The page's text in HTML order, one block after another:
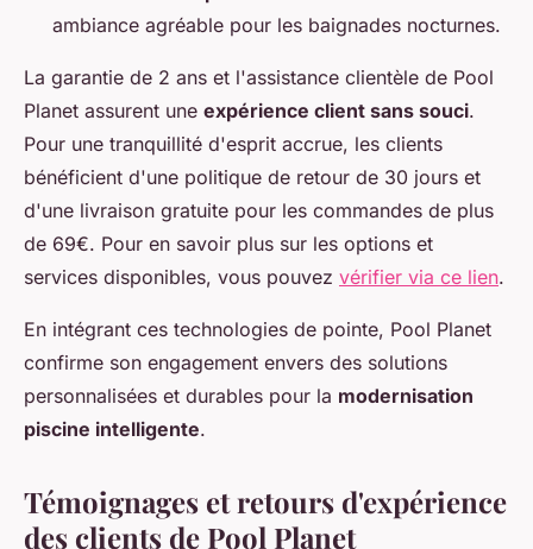
ambiance agréable pour les baignades nocturnes.
La garantie de 2 ans et l'assistance clientèle de Pool
Planet assurent une expérience client sans souci.
Pour une tranquillité d'esprit accrue, les clients
bénéficient d'une politique de retour de 30 jours et
d'une livraison gratuite pour les commandes de plus
de 69€. Pour en savoir plus sur les options et
services disponibles, vous pouvez vérifier via ce lien.
En intégrant ces technologies de pointe, Pool Planet
confirme son engagement envers des solutions
personnalisées et durables pour la modernisation
piscine intelligente.
Témoignages et retours d'expérience
des clients de Pool Planet